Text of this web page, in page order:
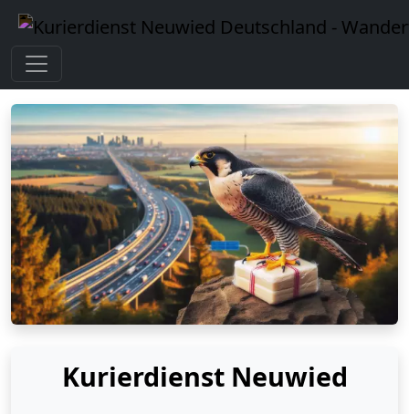
Kurierdienst Neuwied